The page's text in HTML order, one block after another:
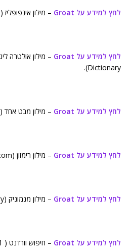
לחץ למידע על Groat – מילון אינפופליז (Infoplease.com).
לחץ למידע על Groat
Dictionary).
לחץ למידע על Groat – מילון מבט אחד (onelook.com).
לחץ למידע על Groat – מילון רימזון (Rhymezone.com).
לחץ למידע על Groat – מילון מנמוניק (Mnemonic Dictionary).
לחץ למידע על Groat – חיפוש וורדנט ( WordNet Search – 3.1).